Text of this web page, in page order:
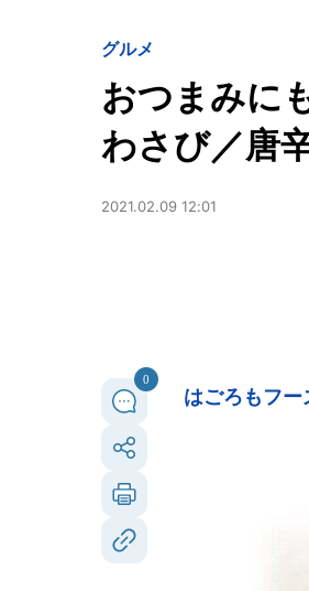
グルメ
おつまみに
わさび／唐
2021.02.09 12:01
0
はごろもフー